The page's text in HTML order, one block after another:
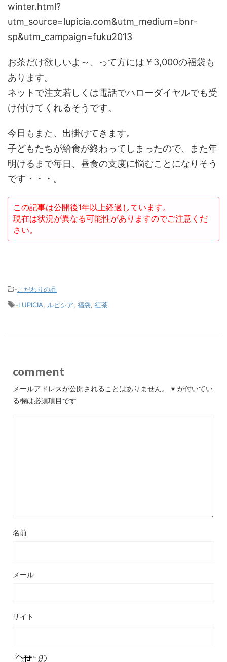
winter.html?
utm_source=lupicia.com&utm_medium=bnr-
sp&utm_campaign=fuku2013
お茶だけ欲しいよ～、って方には￥3,000の福袋も
あります。
ネットで注文若しくは電話でハローダイヤルでも受
け付けてくれるそうです。
今日もまた、出掛けてきます。
子どもたちが給食が終わってしまったので、また年
明けるまで毎日、昼食の支度に悩むことになりそう
です・・・。
この記事は公開後1年以上経過しています。
現在は状況が異なる可能性がありますのでご注意くだ
さい。
- こだわりの品
-LUPICIA ルピシア 福袋 紅茶
comment
メールアドレスが公開されることはありません。 ※ が付いてい
る欄は必須項目です
名前
メール
サイト